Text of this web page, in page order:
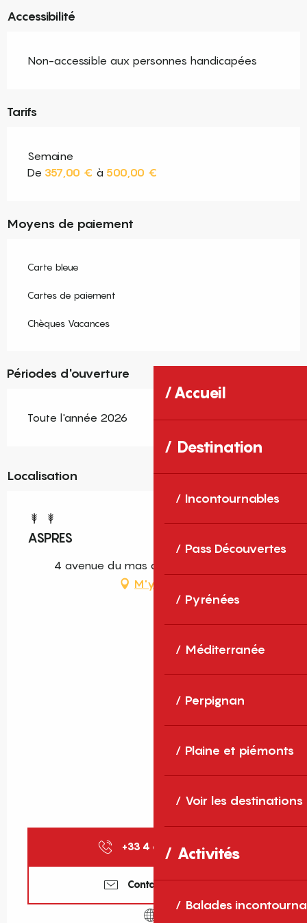
Accueil
Destination
Incontournables
Pass Découvertes
Pyrénées
Méditerranée
Perpignan
Plaine et piémonts
Voir les destinations
Activités
Balades
Accessibilité
Non-accessible aux personnes handicapées
Tarifs
Semaine
De 357,00 € à 500,00 €
Moyens de paiement
Carte bleue
Cartes de paiement
Chèques Vacances
Périodes d'ouverture
Toute l'année 2026
Localisation
ASPRES
4 avenue du mas deu, 66300 Trouillas
M'y rendre
+33 4 68 11 40 ▒▒
Contactez-nous